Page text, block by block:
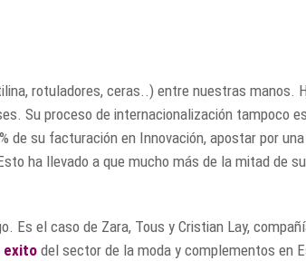
rotuladores, ceras..) entre nuestras manos.
Su proceso de internacionalización tampoco
su facturación en Innovación, apostar por
ha llevado a que mucho más de la mitad de
el caso de Zara, Tous y Cristian Lay,
exitodel sector de la moda y complementos en